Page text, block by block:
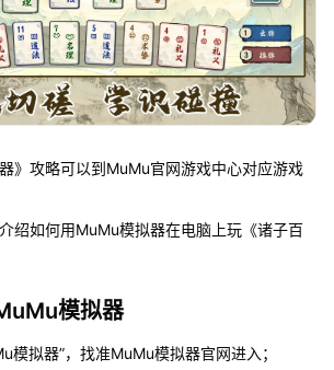
》攻略可以到MuMu官网游戏中心对应游戏
绍如何用MuMu模拟器在电脑上玩《诸子百
模拟器
模拟器”，找准MuMu模拟器官网进入；